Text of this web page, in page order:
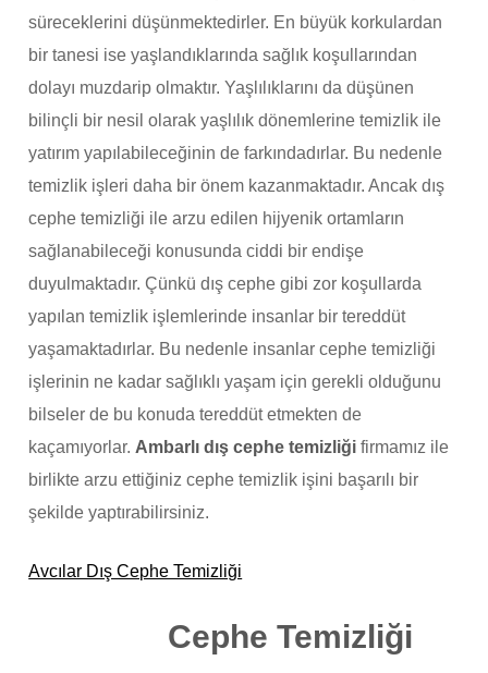
süreceklerini düşünmektedirler. En büyük korkulardan
bir tanesi ise yaşlandıklarında sağlık koşullarından
dolayı muzdarip olmaktır. Yaşlılıklarını da düşünen
bilinçli bir nesil olarak yaşlılık dönemlerine temizlik ile
yatırım yapılabileceğinin de farkındadırlar. Bu nedenle
temizlik işleri daha bir önem kazanmaktadır. Ancak dış
cephe temizliği ile arzu edilen hijyenik ortamların
sağlanabileceği konusunda ciddi bir endişe
duyulmaktadır. Çünkü dış cephe gibi zor koşullarda
yapılan temizlik işlemlerinde insanlar bir tereddüt
yaşamaktadırlar. Bu nedenle insanlar cephe temizliği
işlerinin ne kadar sağlıklı yaşam için gerekli olduğunu
bilseler de bu konuda tereddüt etmekten de
kaçamıyorlar. Ambarlı dış cephe temizliği firmamız ile
birlikte arzu ettiğiniz cephe temizlik işini başarılı bir
şekilde yaptırabilirsiniz.
Avcılar Dış Cephe Temizliği
Cephe Temizliği